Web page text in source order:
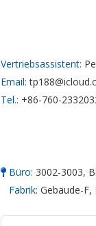
Vertriebsassistent:
Email:
Tel.: +86-760-
 Büro: 3002-3003,
Fabrik: Gebäude-